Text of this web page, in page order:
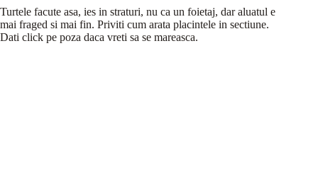
Turtele facute asa, ies in straturi, nu ca un foietaj, dar aluatul e
mai fraged si mai fin. Priviti cum arata placintele in sectiune.
Dati click pe poza daca vreti sa se mareasca.